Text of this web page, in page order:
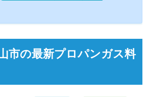
市の最新プロパンガス料